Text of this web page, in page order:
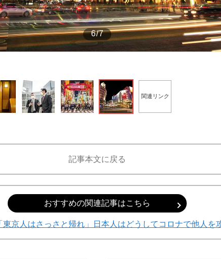
6/7
関連リンク
記事本文に戻る
おすすめの関連記事はこちら
東京人はさっさと帰れ」日本人はどうしてコロナで他人を